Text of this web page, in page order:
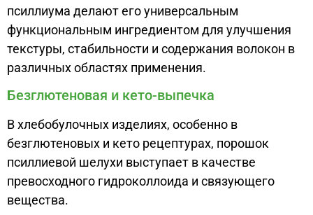
псиллиума делают его универсальным
функциональным ингредиентом для улучшения
текстуры, стабильности и содержания волокон в
различных областях применения.
Безглютеновая и кето-выпечка
В хлебобулочных изделиях, особенно в
безглютеновых и кето рецептурах, порошок
псиллиевой шелухи выступает в качестве
превосходного гидроколлоида и связующего
вещества.